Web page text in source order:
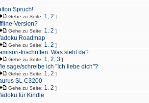
Spruch!
Gehe zu Seite: 1 2 ]
Version?
Gehe zu Seite: 1 2 ]
Roadmap
Gehe zu Seite: 1 2 ]
Inschriften: Was steht da?
Gehe zu Seite: 1 2 3 ]
sage/schreibe ich "Ich liebe dich"?
Gehe zu Seite: 1 2 ]
SL C3200
Gehe zu Seite: 1 2 ]
für Kindle